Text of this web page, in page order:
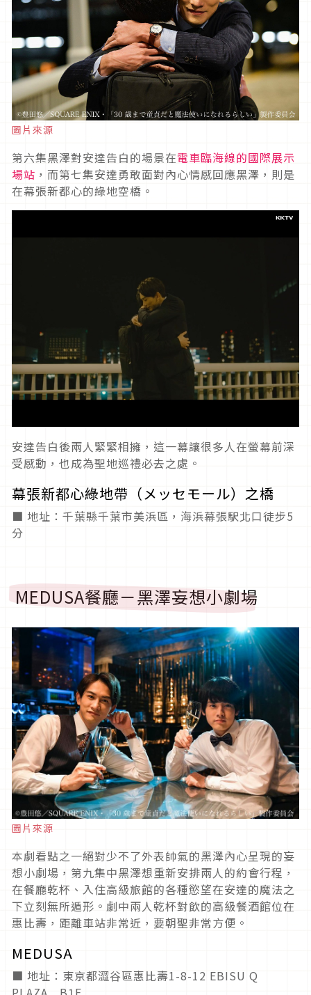
圖片來源
第六集黑澤對安達告白的場景在電車臨海線的國際展示
場站 ，而第七集安達勇敢面對內心情感回應黑澤，則是
在幕張新都心的綠地空橋。
安達告白後兩人緊緊相擁，這一幕讓很多人在螢幕前深
受感動，也成為聖地巡禮必去之處。
幕張新都心綠地帶（メッセモール）之橋
■ 地址：千葉縣千葉市美浜區，海浜幕張駅北口徒步5
分
MEDUSA餐廳－黑澤妄想小劇場
圖片來源
本劇看點之一絕對少不了外表帥氣的黑澤內心呈現的妄
想小劇場，第九集中黑澤想重新安排兩人的約會行程，
在餐廳乾杯、入住高級旅館的各種慾望在安達的魔法之
下立刻無所遁形。劇中兩人乾杯對飲的高級餐酒館位在
惠比壽，距離車站非常近，要朝聖非常方便。
MEDUSA
■ 地址：東京都澀谷區惠比壽1-8-12 EBISU Q